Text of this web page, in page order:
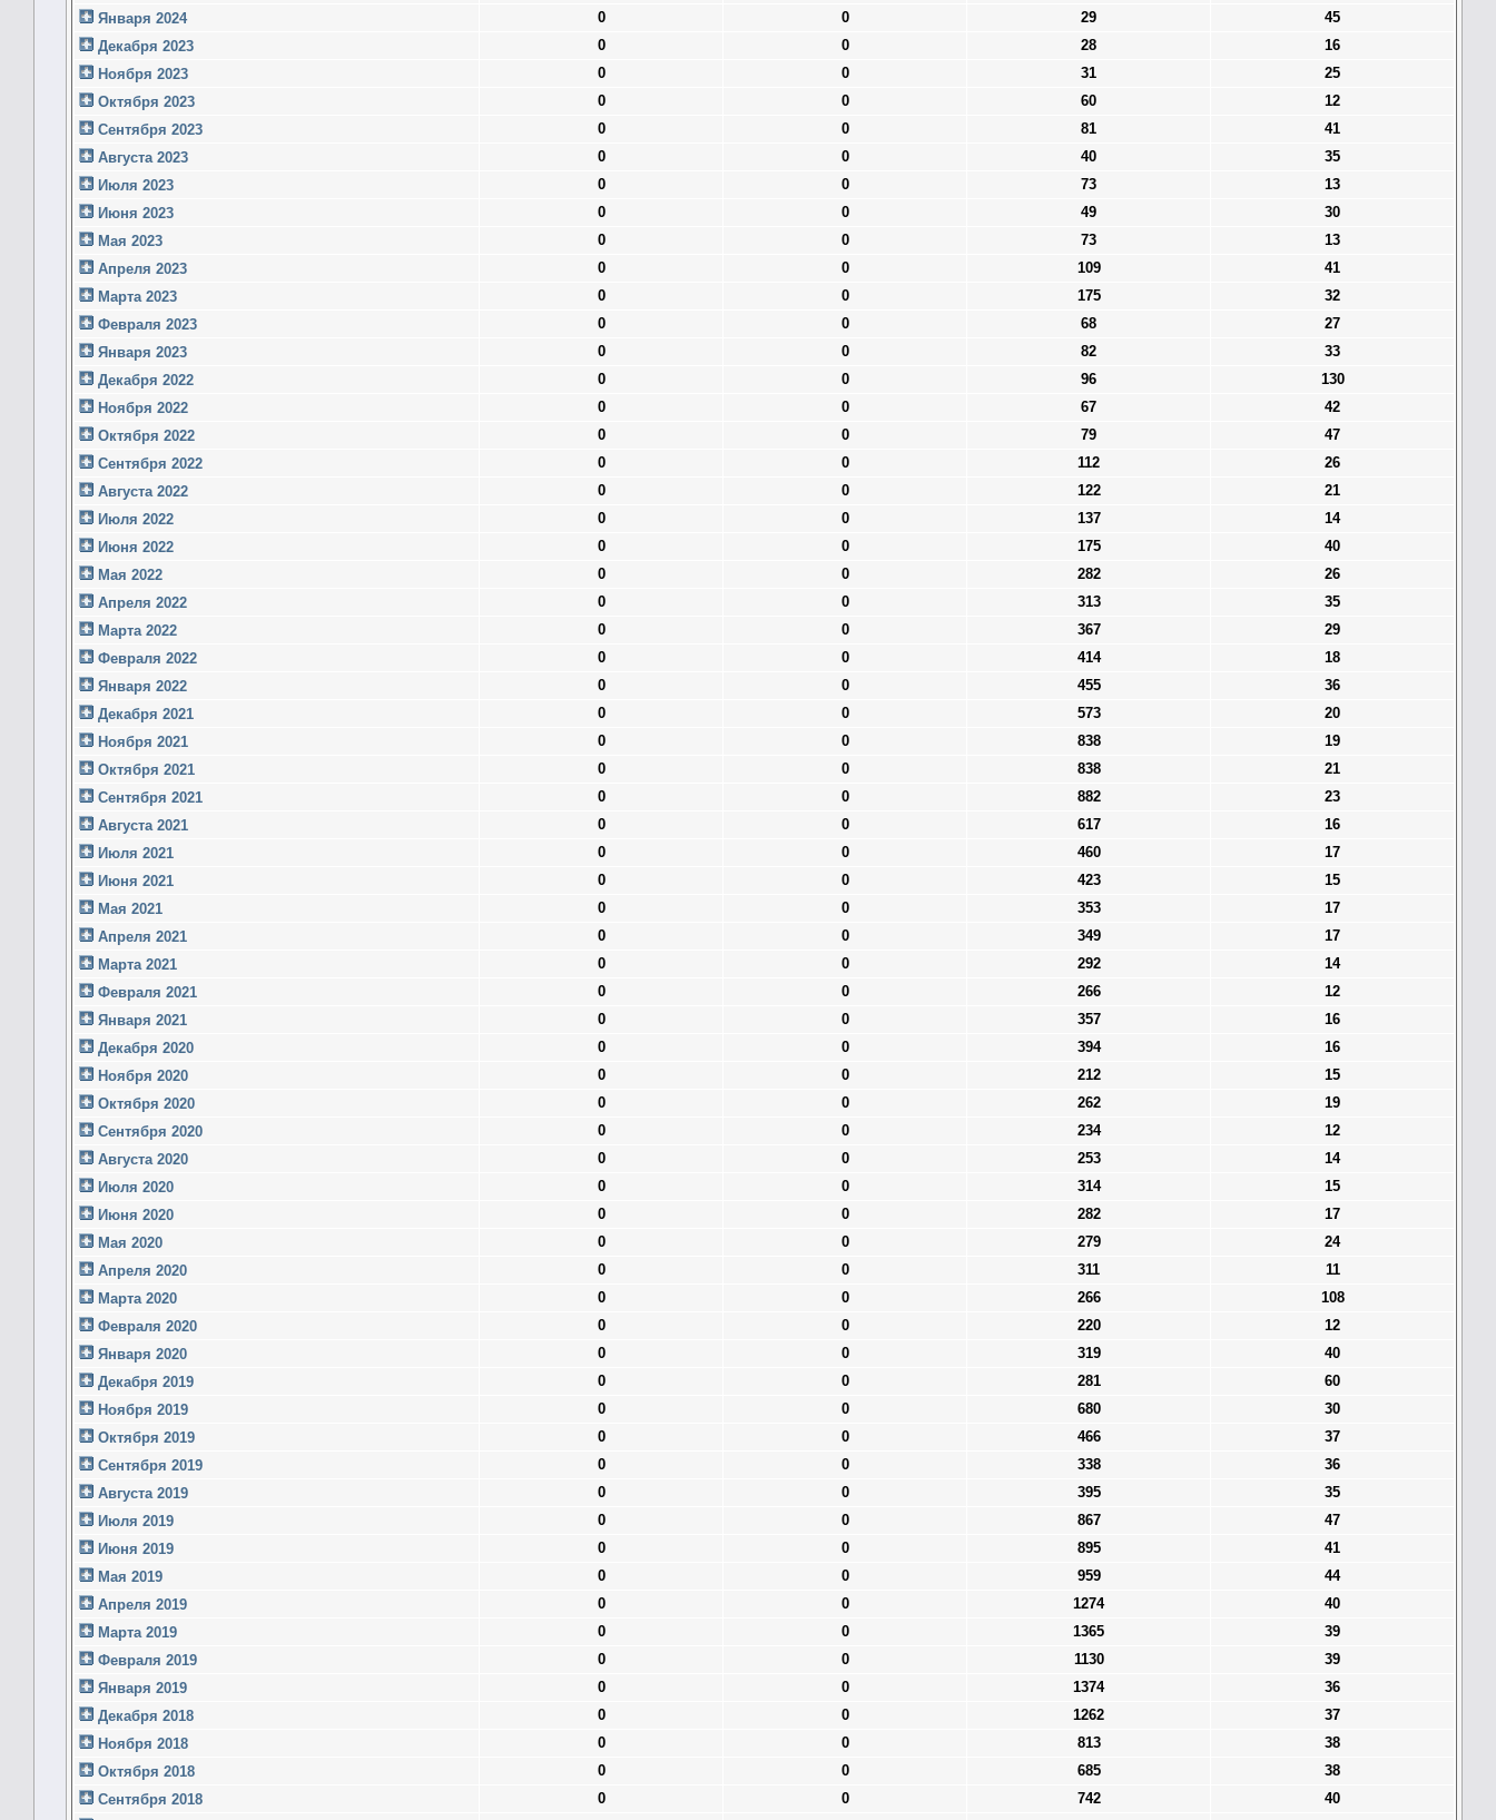
Января 2024
0 0 29
45
Декабря 2023
0 0 28
16
Ноября 2023
0 0 31
25
Октября 2023
0 0 60
12
Сентября 2023
0 0 81
41
Августа 2023
0 0 40
35
Июля 2023
0 0 73
13
Июня 2023
0 0 49
30
Мая 2023
0 0 73
13
Апреля 2023
0 0 109
41
Марта 2023
0 0 175
32
Февраля 2023
0 0 68
27
Января 2023
0 0 82
33
Декабря 2022
0 0 96
130
Ноября 2022
0 0 67
42
Октября 2022
0 0 79
47
Сентября 2022
0 0 112
26
Августа 2022
0 0 122
21
Июля 2022
0 0 137
14
Июня 2022
0 0 175
40
Мая 2022
0 0 282
26
Апреля 2022
0 0 313
35
Марта 2022
0 0 367
29
Февраля 2022
0 0 414
18
Января 2022
0 0 455
36
Декабря 2021
0 0 573
20
Ноября 2021
0 0 838
19
Октября 2021
0 0 838
21
Сентября 2021
0 0 882
23
Августа 2021
0 0 617
16
Июля 2021
0 0 460
17
Июня 2021
0 0 423
15
Мая 2021
0 0 353
17
Апреля 2021
0 0 349
17
Марта 2021
0 0 292
14
Февраля 2021
0 0 266
12
Января 2021
0 0 357
16
Декабря 2020
0 0 394
16
Ноября 2020
0 0 212
15
Октября 2020
0 0 262
19
Сентября 2020
0 0 234
12
Августа 2020
0 0 253
14
Июля 2020
0 0 314
15
Июня 2020
0 0 282
17
Мая 2020
0 0 279
24
Апреля 2020
0 0 311
11
Марта 2020
0 0 266
108
Февраля 2020
0 0 220
12
Января 2020
0 0 319
40
Декабря 2019
0 0 281
60
Ноября 2019
0 0 680
30
Октября 2019
0 0 466
37
Сентября 2019
0 0 338
36
Августа 2019
0 0 395
35
Июля 2019
0 0 867
47
Июня 2019
0 0 895
41
Мая 2019
0 0 959
44
Апреля 2019
0 0 1274
40
Марта 2019
0 0 1365
39
Февраля 2019
0 0 1130
39
Января 2019
0 0 1374
36
Декабря 2018
0 0 1262
37
Ноября 2018
0 0 813
38
Октября 2018
0 0 685
38
Сентября 2018
0 0 742
40